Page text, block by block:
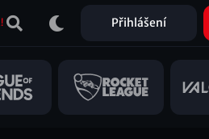
Přihlášení